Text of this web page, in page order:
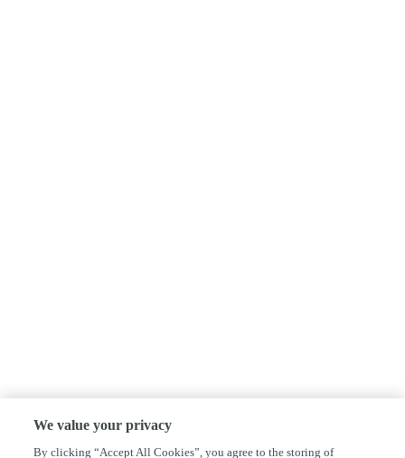
We value your privacy
By clicking “Accept All Cookies”, you agree to the storing of